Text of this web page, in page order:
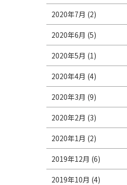
2020年7月 (2)
2020年6月 (5)
2020年5月 (1)
2020年4月 (4)
2020年3月 (9)
2020年2月 (3)
2020年1月 (2)
2019年12月 (6)
2019年10月 (4)